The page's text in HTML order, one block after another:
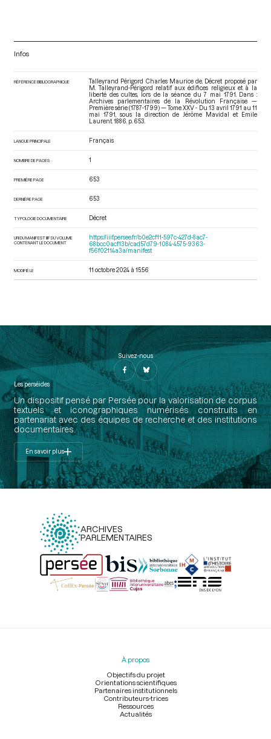
Infos
RÉFÉRENCE BIBLIOGRAPHIQUE
Talleyrand Périgord Charles Maurice de. Décret proposé par
M. Talleyrand-Périgord relatif aux édifices religieux et à la
liberté des cultes, lors de la séance du 7 mai 1791. Dans :
Archives parlementaires de la Révolution Française —
Première série (1787-1799) — Tome XXV - Du 13 avril 1791 au 11
mai 1791
, sous la direction de Jérôme Mavidal et Emile
Laurent. 1886. p. 653.
LANGUE PRINCIPALE Français
NOMBRE DE PAGES 1
PREMIÈRE PAGE 653
DERNIÈRE PAGE 653
TYPOLOGIE DOCUMENTAIRE Décret
URI DU MANIFEST IIIF DU VOLUME
CONTENANT LE DOCUMENT
https://iiif.persee.fr/b0e2cf11-597c-427d-8ac7-
68bcc0acf13b/cad57d79-1084-4575-9363-
f56f02114a3a/manifest
MODIFIÉ LE 11 octobre 2024 à 15:56
Suivez-nous
Les perséides
Un dispositif pensé par Persée pour la valorisation de corpus
textuels et iconographiques numérisés construits en
partenariat avec des équipes de recherche et des institutions
documentaires.
En savoir plus
ARCHIVES
PARLEMENTAIRES
Menu
À propos
Objectifs du projet
Orientations scientifiques
Partenaires institutionnels
Contributeurs-trices
Ressources
Actualités